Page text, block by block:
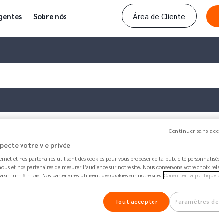
Sobre nós Área de Cliente
com o Apple Pay?
Artigo atualizado por Franciscohá 2 years 2
Como pagar com o Apple
Partilhar
Continuer sans
votre vie privée
et nos partenaires utilisent des cookies pour vous proposer de la publicité
et nos partenaires de mesurer l’audience sur notre site. Nous conservons votre choix
6 mois. Nos partenaires utilisent des cookies sur notre site. Consulter la politique
Paramètres
Tout accepter